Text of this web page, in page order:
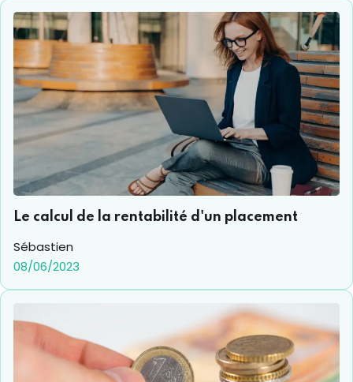
Le calcul de la rentabilité d'un placement
Sébastien
08/06/2023